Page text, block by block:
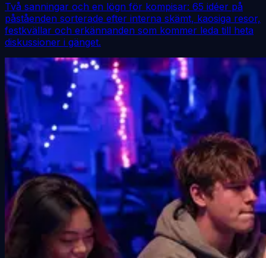
Två sanningar och en lögn för kompisar: 65 idéer på
påståenden sorterade efter interna skämt, kaosiga resor,
festkvällar och erkännanden som kommer leda till heta
diskussioner i gänget.